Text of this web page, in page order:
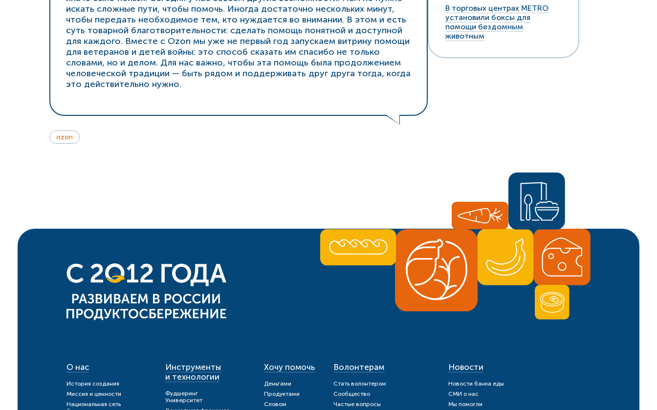
искать сложные пути, чтобы помочь. Иногда достаточно нескольких минут,
чтобы передать необходимое тем, кто нуждается во внимании. В этом и есть
суть товарной благотворительности: сделать помощь понятной и доступной
для каждого. Вместе с Ozon мы уже не первый год запускаем витрину помощи
для ветеранов и детей войны: это способ сказать им спасибо не только
словами, но и делом. Для нас важно, чтобы эта помощь была продолжением
человеческой традиции — быть рядом и поддерживать друг друга тогда, когда
это действительно нужно.
ozon
В торговых центрах METRO
установили боксы для
помощи бездомным
животным
О нас
История создания
Миссия и ценности
Национальная сеть
Инструменты
и технологии
Фудшеринг
Университет
Хочу помочь
Деньгами
Продуктами
Словом
Волонтерам
Стать волонтером
Сообщество
Частые вопросы
Новости
Новости банка еды
СМИ о нас
Мы помогли